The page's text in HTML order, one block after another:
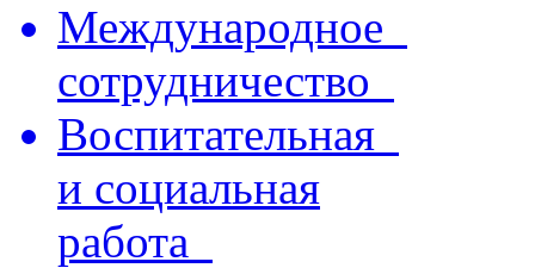
Международное
сотрудничество
Воспитательная
и социальная
работа